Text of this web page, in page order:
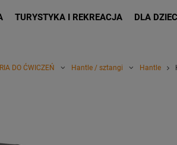
TURYSTYKA I REKREACJA DLA
DO ĆWICZEŃ Hantle / sztangi Hantle